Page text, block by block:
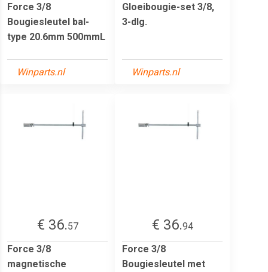
Force 3/8
Bougiesleutel bal-
type 20.6mm 500mmL
Winparts.nl
Gloeibougie-set 3/8,
3-dlg.
Winparts.nl
€ 36.57
Force 3/8
magnetische
€ 36.94
Force 3/8
Bougiesleutel met